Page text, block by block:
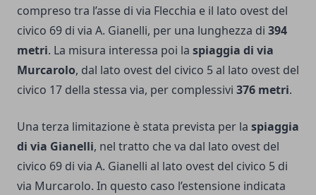
compreso tra l’asse di via Flecchia e il lato ovest del
civico 69 di via A. Gianelli, per una lunghezza di 394
metri. La misura interessa poi la spiaggia di via
Murcarolo, dal lato ovest del civico 5 al lato ovest del
civico 17 della stessa via, per complessivi 376 metri.
Una terza limitazione è stata prevista per la spiaggia
di via Gianelli, nel tratto che va dal lato ovest del
civico 69 di via A. Gianelli al lato ovest del civico 5 di
via Murcarolo. In questo caso l’estensione indicata